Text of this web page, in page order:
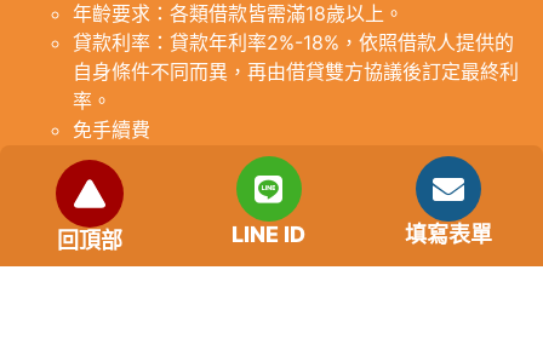
年齡要求：各類借款皆需滿18歲以上。
貸款利率：貸款年利率2%-18%，依照借款人提供的
自身條件不同而異，再由借貸雙方協議後訂定最終利
率。
免手續費
還款期限：最短1個月，最長180個月，依照借貸雙
方協議而訂。
範例試算：小明急需現金10萬元，經多方比較利率
後選定金主，雙方簽定於36個月內須還清借款，年
回頂部 LINE ID 填寫表單